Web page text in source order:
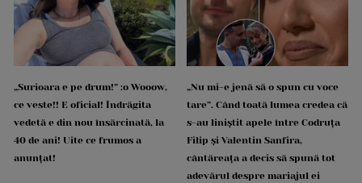
„Surioara e pe drum!” :o Wooow,
ce veste!! E oficial! Îndrăgita
vedetă e din nou însărcinată, la
40 de ani! Uite ce frumos a
anunțat!
„Nu mi-e jenă să o spun cu voce
tare”. Când toată lumea credea că
s-au liniștit apele între Codruța
Filip și Valentin Sanfira,
cântăreața a decis să spună tot
adevărul despre mariajul ei